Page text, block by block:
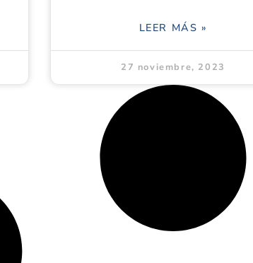
LEER MÁS »
27 noviembre, 2023